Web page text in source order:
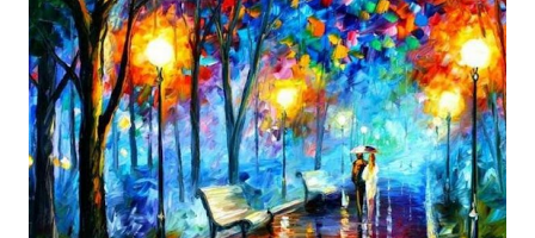
menggambar bentuk: 1. Kertas Gambar Kegiatan menggambar
membutuhkan kertas yang baik agar proses pembuatan gambar lebih
nyaman dan maksimal. Bahan kertas yang baik salah satu syaratnya
adalah tidak mudah sobek, mengingat menggambar merupakan
proses menggores dan menghapus. Kertas adalah bahan yang paling
ideal digunakan untuk menggambar. Dalam menggambar
menggunakan pen...